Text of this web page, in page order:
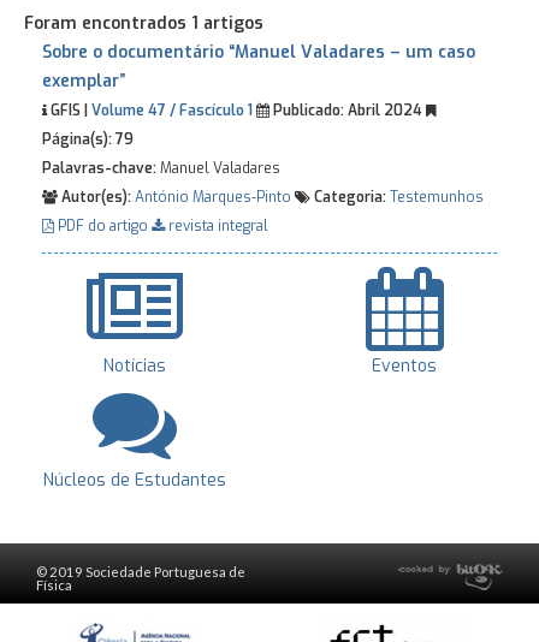
Foram encontrados 1 artigos
Sobre o documentário “Manuel Valadares – um caso
exemplar”
GFIS | Volume 47 / Fascículo 1 Publicado:Abril 2024
Página(s):79
Palavras-chave:Manuel Valadares
Autor(es):António Marques-Pinto Categoria:Testemunhos
PDF do artigo
revista integral
Notícias Eventos
Núcleos de Estudantes
© 2019 Sociedade Portuguesa de
Física